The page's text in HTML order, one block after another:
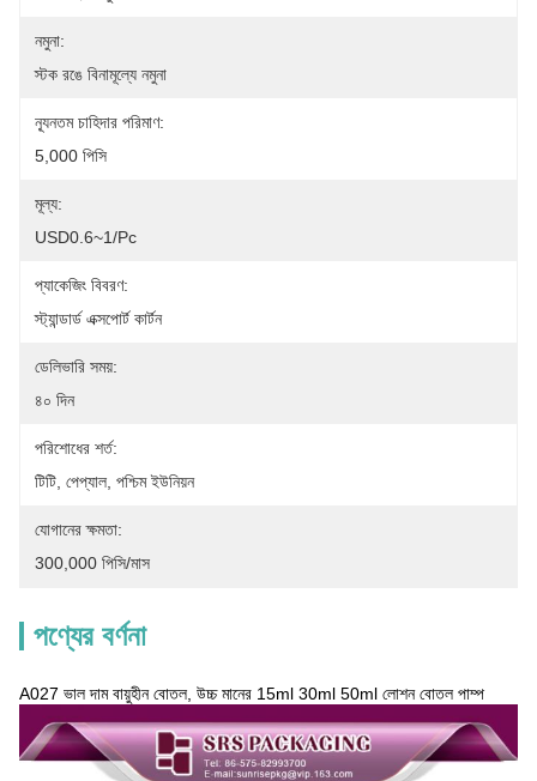
নমুনা:
স্টক রঙে বিনামূল্যে নমুনা
ন্যূনতম চাহিদার পরিমাণ:
5,000 পিসি
মূল্য:
USD0.6~1/pc
প্যাকেজিং বিবরণ:
স্ট্যান্ডার্ড এক্সপোর্ট কার্টন
ডেলিভারি সময়:
৪০ দিন
পরিশোধের শর্ত:
টিটি, পেপ্যাল, পশ্চিম ইউনিয়ন
যোগানের ক্ষমতা:
300,000 পিসি/মাস
পণ্যের বর্ণনা
A027 ভাল দাম বায়ুহীন বোতল, উচ্চ মানের 15ml 30ml 50ml লোশন বোতল পাম্প